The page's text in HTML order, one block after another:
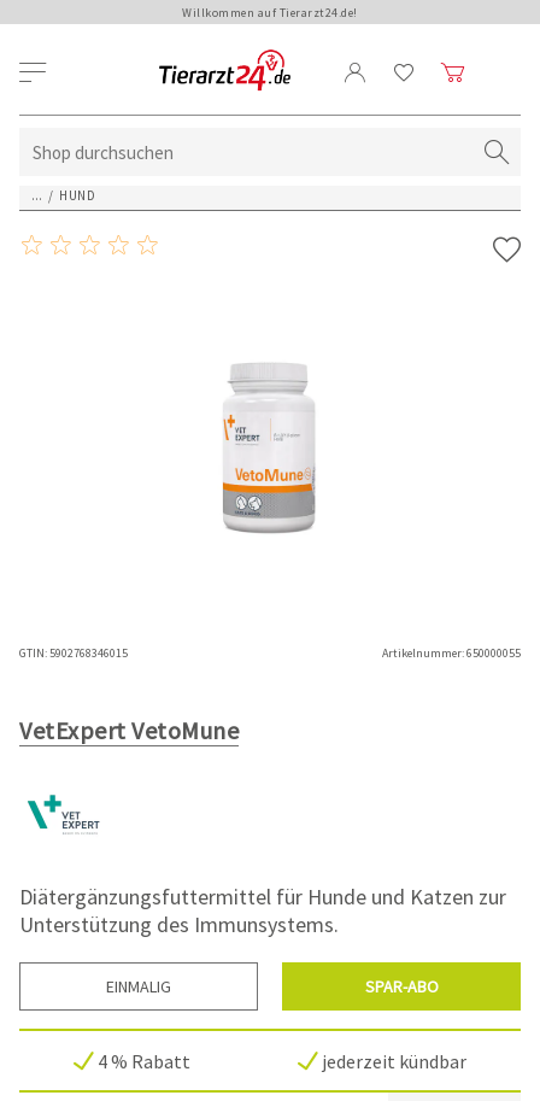
Willkommen auf Tierarzt24.de!
... / HUND
GTIN:5902768346015 Artikelnummer:650000055
VetExpert VetoMune
Diätergänzungsfuttermittel für Hunde und Katzen zur
Unterstützung des Immunsystems.
EINMALIG SPAR-ABO
4 % Rabatt jederzeit kündbar